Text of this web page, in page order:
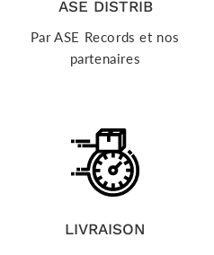
ASE DISTRIB
Par ASE Records et nos
partenaires
LIVRAISON